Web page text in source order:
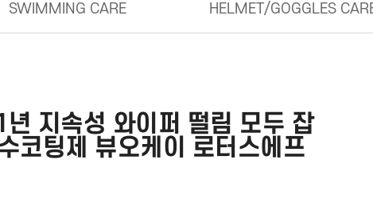
SWIMMING CARE HELMET/GOGGLES
지속성 와이퍼 떨림 모두 잡
코팅제 뷰오케이 로터스에프